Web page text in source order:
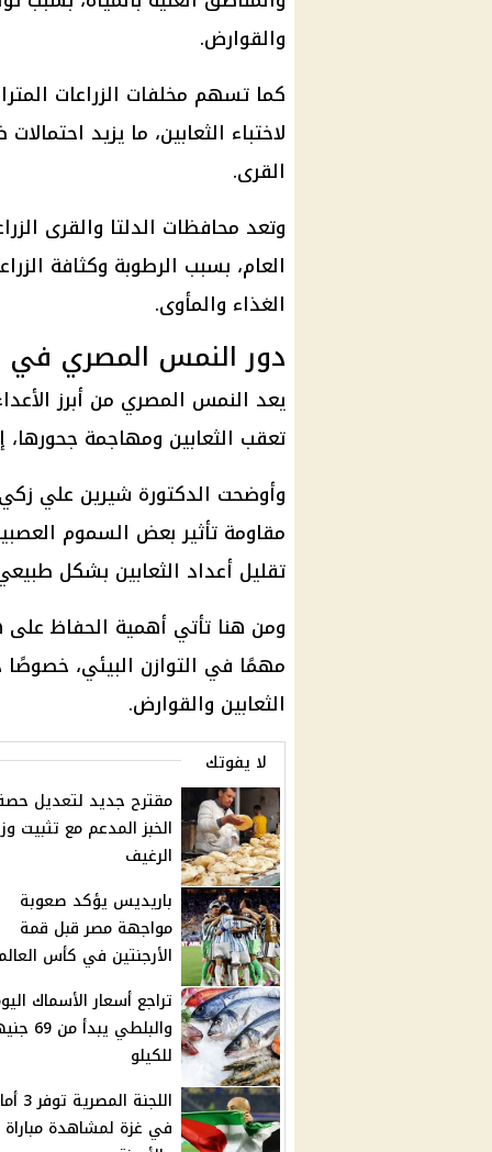
والقوارض.
كما تسهم مخلفات الزراعات
لاختباء الثعابين، ما يزيد
القرى.
وتعد محافظات الدلتا والقرى
العام، بسبب الرطوبة وكثافة
الغذاء والمأوى.
دور النمس المصري في
يعد النمس المصري من أبرز
تعقب الثعابين ومهاجمة
وأوضحت الدكتورة شيرين علي
مقاومة تأثير بعض السموم
تقليل أعداد الثعابين بشكل
ومن هنا تأتي أهمية الحفاظ على
مهمًا في التوازن البيئي، خصوصًا
الثعابين والقوارض.
لا يفوتك
مقترح جديد لتعديل
الخبز المدعم مع تثبيت
الرغيف
باريديس يؤكد صعوبة
مواجهة مصر قبل قمة
الأرجنتين في كأس
تراجع أسعار الأسماك
والبلطي يبدأ
للكيلو
اللجنة
في غزة لمشاهدة